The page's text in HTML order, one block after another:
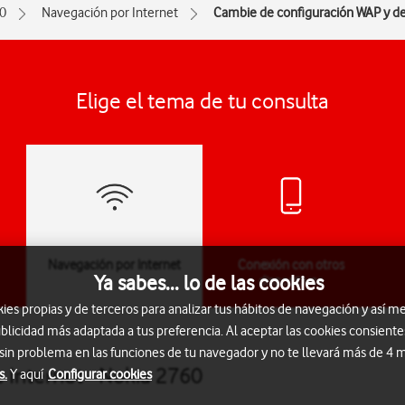
Navegación por Internet Cambie de configuración WAP y
Elige el tema de tu consulta
Navegación por Internet
Conexión con otros
dispositivos
Internet - Nokia 2760
Ya sabes... lo de las cookies
propias y de terceros para analizar tus hábitos de navegación y así
más adaptada a tus preferencia. Al aceptar las cookies
problema en las funciones de tu navegador y no te llevará más de 4
Y aquí Configurar cookies